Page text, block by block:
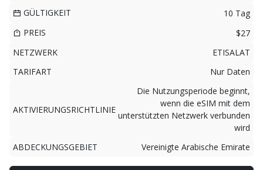
GÜLTIGKEIT
10 Tag
PREIS
$27
NETZWERK
ETISALAT
TARIFART
Nur Daten
AKTIVIERUNGSRICHTLINIE
Die Nutzungsperiode beginnt,
wenn die eSIM mit dem
unterstützten Netzwerk verbunden
wird
ABDECKUNGSGEBIET
Vereinigte Arabische Emirate